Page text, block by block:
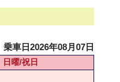
乗車日2026年08月07日
日曜/祝日